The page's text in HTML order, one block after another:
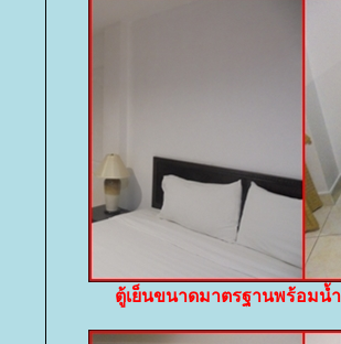
ตู้เย็นขนาดมาตรฐานพร้อม